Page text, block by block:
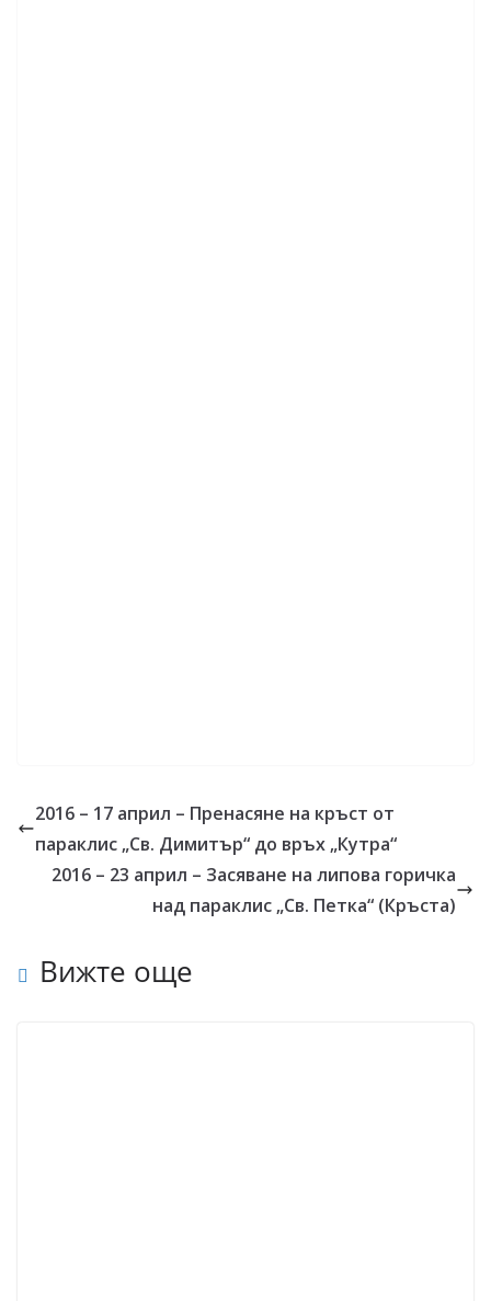
2016 – 17 април – Пренасяне на кръст от
параклис „Св. Димитър“ до връх „Кутра“
2016 – 23 април – Засяване на липова горичка
над параклис „Св. Петка“ (Кръста)
Вижте още